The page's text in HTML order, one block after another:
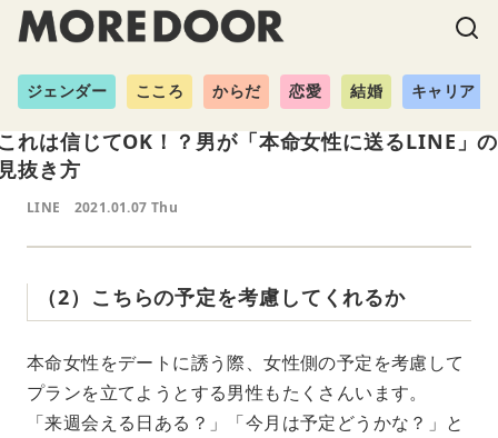
ジェンダー こころ からだ 恋愛 結婚 キャリア
れは信じてOK！？男が「本命女性に送るLINE」の
抜き方
LINE 2021.01.07 Thu
（2）こちらの予定を考慮してくれるか
本命女性をデートに誘う際、女性側の予定を考慮して
プランを立てようとする男性もたくさんいます。
「来週会える日ある？」「今月は予定どうかな？」と